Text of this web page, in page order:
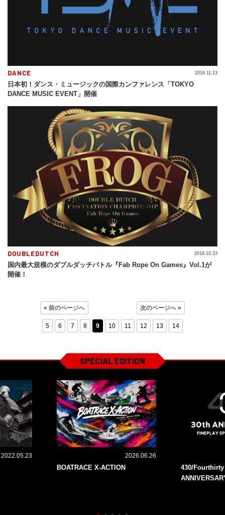
DANCE
日本初！ダンス・ミュージックの国際カンファレンス「TOKYO
DANCE MUSIC EVENT」開催
2016.11.13
DOUBLEDUTCH
国内最大規模のダブルダッチバトル『Fab Rope On Games』Vol.1が
開催！
2016.10.23
« 前のページへ
5 6 7 8 9 10 11 12 13 14
次のページへ »
SPECIAL EDITION
2022.05.23 2026.06.26
BOATRACE X-ACTION
430/